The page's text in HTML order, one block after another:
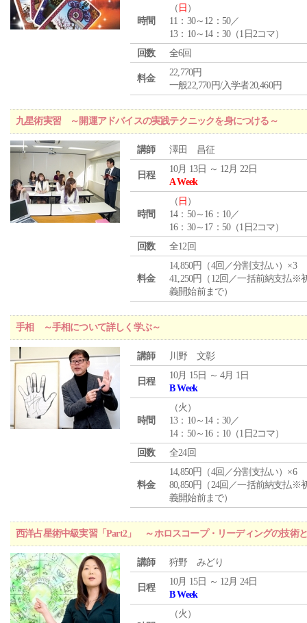
時間
（ 日 ）
11：30～12：50／
13：10～14：30（1日2コマ）
回数
全6回
料金
22,770円
一般22,770円/入学者20,460円
九星術実習 ～開運アドバイスの実践テクニックを身につける～
講師 澤田 昌征
日程
10月 13日 ～ 12月 22日
A Week
時間
（ 日 ）
14：50～16：10／
16：30～17：50（1日2コマ）
回数
全12回
料金
14,850円（4回／分割支払い）×3
41,250円（12回／一括前納支払※
義開始前まで）
手相 ～手相について詳しく学ぶ～
講師 川野 文彰
日程
10月 15日 ～ 4月 1日
B Week
時間
（火 ）
13：10～14：30／
14：50～16：10（1日2コマ）
回数
全24回
料金
14,850円（4回／分割支払い）×6
80,850円（24回／一括前納支払※
義開始前まで）
西洋占星術中級実習「Part2」 ～ホロスコープ・リーディングの技術
講師 狩野 みどり
日程
10月 15日 ～ 12月 24日
B Week
（火 ）